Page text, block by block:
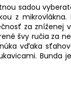
sadou
z mikrovlákna.
za zníženej
švy ručia za
vďaka
Bunda